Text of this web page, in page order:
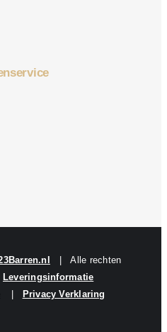
| Alle rechten
Leveringsinformatie
Privacy Verklaring